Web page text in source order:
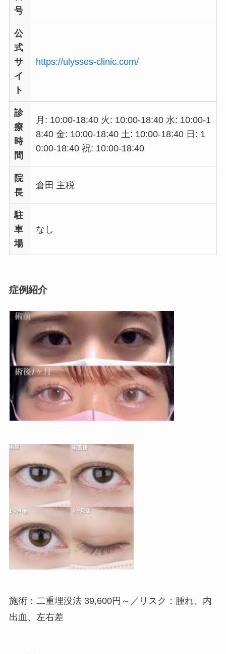
号
公
式
サ
イ
ト
https://ulysses-clinic.com/
診
療
時
間
月: 10:00-18:40 火: 10:00-18:40 水: 10:00-1
8:40 金: 10:00-18:40 土: 10:00-18:40 日: 1
0:00-18:40 祝: 10:00-18:40
院
長
倉田 主税
駐
車
場
なし
症例紹介
施術：二重埋没法 39,600円～／リスク：腫れ、内
出血、左右差